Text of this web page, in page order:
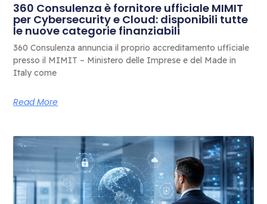
360 Consulenza è fornitore ufficiale MIMIT
per Cybersecurity e Cloud: disponibili tutte
le nuove categorie finanziabili
360 Consulenza annuncia il proprio accreditamento ufficiale
presso il MIMIT – Ministero delle Imprese e del Made in
Italy come
Read More